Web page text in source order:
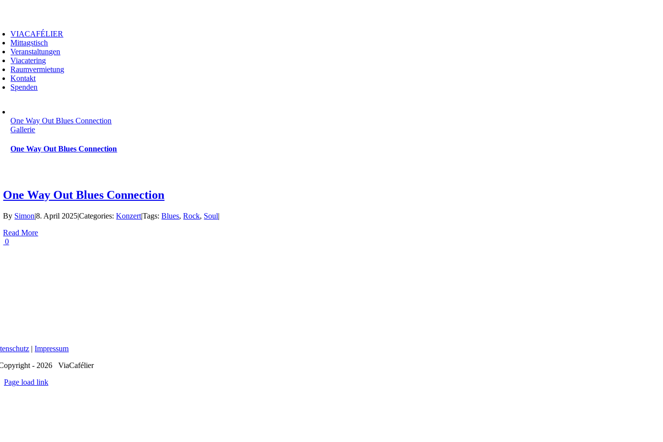
VIACAFÉLIER
Mittagstisch
Veranstaltungen
Viacatering
Raumvermietung
Kontakt
Spenden
One Way Out Blues Connection
Gallerie
One Way Out Blues Connection
One Way Out Blues Connection
By Simon|8. April 2025|Categories:Konzert|Tags:Blues,Rock, Soul|
Read More
0
|Impressum
- 2026 ViaCafélier
Page load link